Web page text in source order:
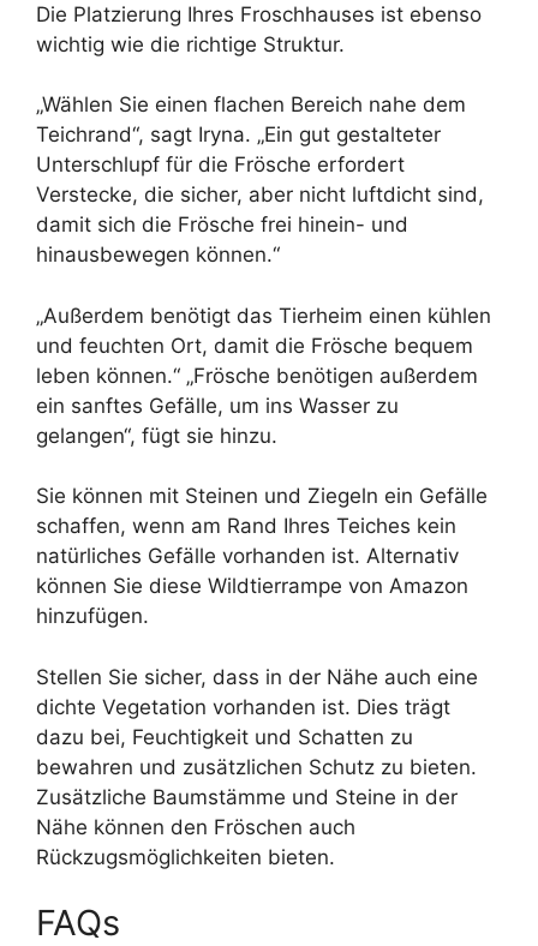
Die Platzierung Ihres Froschhauses ist ebenso
wichtig wie die richtige Struktur.
„Wählen Sie einen flachen Bereich nahe dem
Teichrand“, sagt Iryna. „Ein gut gestalteter
Unterschlupf für die Frösche erfordert
Verstecke, die sicher, aber nicht luftdicht sind,
damit sich die Frösche frei hinein- und
hinausbewegen können.“
„Außerdem benötigt das Tierheim einen kühlen
und feuchten Ort, damit die Frösche bequem
leben können.“ „Frösche benötigen außerdem
ein sanftes Gefälle, um ins Wasser zu
gelangen“, fügt sie hinzu.
Sie können mit Steinen und Ziegeln ein Gefälle
schaffen, wenn am Rand Ihres Teiches kein
natürliches Gefälle vorhanden ist. Alternativ
können Sie diese Wildtierrampe von Amazon
hinzufügen.
Stellen Sie sicher, dass in der Nähe auch eine
dichte Vegetation vorhanden ist. Dies trägt
dazu bei, Feuchtigkeit und Schatten zu
bewahren und zusätzlichen Schutz zu bieten.
Zusätzliche Baumstämme und Steine ​​in der
Nähe können den Fröschen auch
Rückzugsmöglichkeiten bieten.
FAQs